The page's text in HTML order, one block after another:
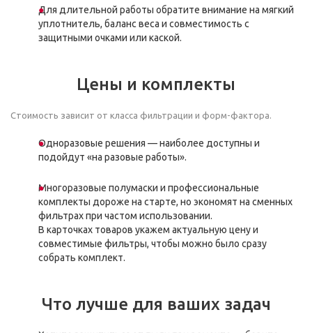
Для длительной работы обратите внимание на мягкий
уплотнитель, баланс веса и совместимость с
защитными очками или каской.
Цены и комплекты
Стоимость зависит от класса фильтрации и форм-фактора.
Одноразовые решения — наиболее доступны и
подойдут «на разовые работы».
Многоразовые полумаски и профессиональные
комплекты дороже на старте, но экономят на сменных
фильтрах при частом использовании.
В карточках товаров укажем актуальную цену и
совместимые фильтры, чтобы можно было сразу
собрать комплект.
Что лучше для ваших задач